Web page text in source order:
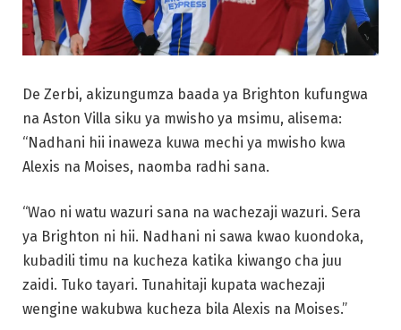
De Zerbi, akizungumza baada ya Brighton kufungwa
na Aston Villa siku ya mwisho ya msimu, alisema:
“Nadhani hii inaweza kuwa mechi ya mwisho kwa
Alexis na Moises, naomba radhi sana.
“Wao ni watu wazuri sana na wachezaji wazuri. Sera
ya Brighton ni hii. Nadhani ni sawa kwao kuondoka,
kubadili timu na kucheza katika kiwango cha juu
zaidi. Tuko tayari. Tunahitaji kupata wachezaji
wengine wakubwa kucheza bila Alexis na Moises.”